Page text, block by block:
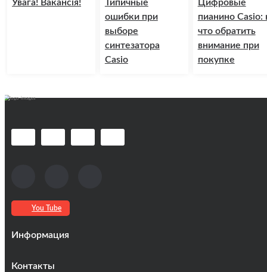
Увага! Вакансія!
Типичные
ошибки при
выборе
синтезатора
Casio
Цифровые
пианино Casio:
что обратить
внимание при
покупке
You Tube
Информация
Контакты